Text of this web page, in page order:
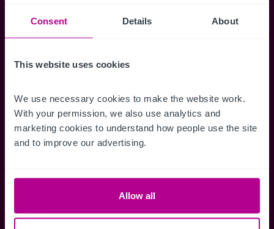
Consent Details About
This website uses cookies
We use necessary cookies to make the website work.
With your permission, we also use analytics and
marketing cookies to understand how people use the site
and to improve our advertising.
Allow all
Benachrichtigungen für neuen Objekten zu
erhalten.
Zugriff auf alle
Informationen
Erhalten Sie Zugriff auf alle
Mitglieder.
Speichern
und einfach